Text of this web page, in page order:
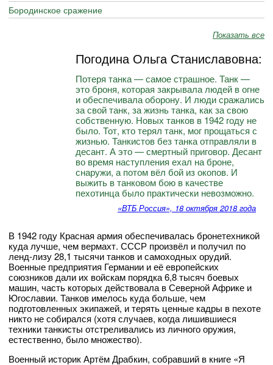
Бородинское сражение
Показать все
Погодина Ольга Станиславовна:
Потеря танка — самое страшное. Танк —
это броня, которая закрывала людей в огне
и обеспечивала оборону. И люди сражались
за свой танк, за жизнь танка, как за свою
собственную. Новых танков в 1942 году не
было. Тот, кто терял танк, мог прощаться с
жизнью. Танкистов без танка отправляли в
десант. А это — смертный приговор. Десант
во время наступления ехал на броне,
снаружи, а потом вёл бой из окопов. И
выжить в танковом бою в качестве
пехотинца было практически невозможно.
«ВТБ Россия», 18 октября 2018 года
В 1942 году Красная армия обеспечивалась бронетехникой
куда лучше, чем вермахт. СССР произвёл и получил по
ленд-лизу 28,1 тысячи танков и самоходных орудий.
Военные предприятия Германии и её европейских
союзников дали их войскам порядка 6,8 тысяч боевых
машин, часть которых действовала в Северной Африке и
Югославии. Танков имелось куда больше, чем
подготовленных экипажей, и терять ценные кадры в пехоте
никто не собирался (хотя случаев, когда лишившиеся
техники танкисты отстреливались из личного оружия,
естественно, было множество).
Военный историк Артём Драбкин, собравший в книге «Я